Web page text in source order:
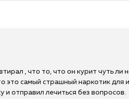
, что то, что он курит чуть ли
это самый страшный наркотик для
и отправил лечиться без вопросов.